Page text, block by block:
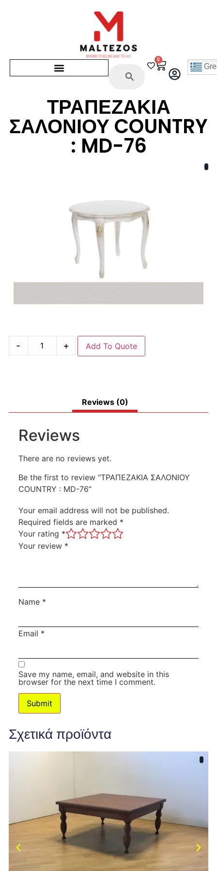
0
ΤΡΑΠΕΖΑΚΙΑ
ΣΑΛΟΝΙΟΥ COUNTRY
: MD-76
- + Add To Quote
Reviews (0)
Reviews
There are no reviews yet.
Be the first to review “ΤΡΑΠΕΖΑΚΙΑ ΣΑΛΟΝΙΟΥ
COUNTRY : MD-76”
Your email address will not be published.
Required fields are marked *
Your rating *
Your review *
Name *
Email *
Save my name, email, and website in this
browser for the next time I comment.
Σχετικά προϊόντα